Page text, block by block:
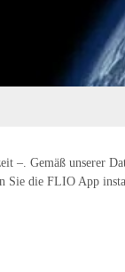
Gemäß unserer
die FLIO App